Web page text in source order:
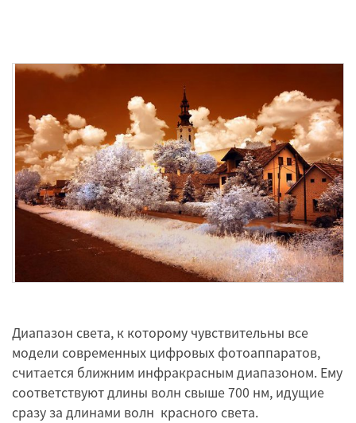
Диапазон света, к которому чувствительны все
модели современных цифровых фотоаппаратов,
считается ближним инфракрасным диапазоном. Ему
соответствуют длины волн свыше 700 нм, идущие
сразу за длинами волн красного света.